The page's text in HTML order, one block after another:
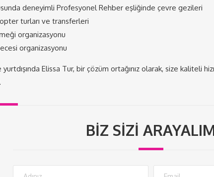
deneyimli Profesyonel Rehber eşliğinde çevre gezileri
turları ve transferleri
organizasyonu
organizasyonu
Elissa Tur, bir çözüm ortağınız olarak, size kaliteli
BİZ SİZİ